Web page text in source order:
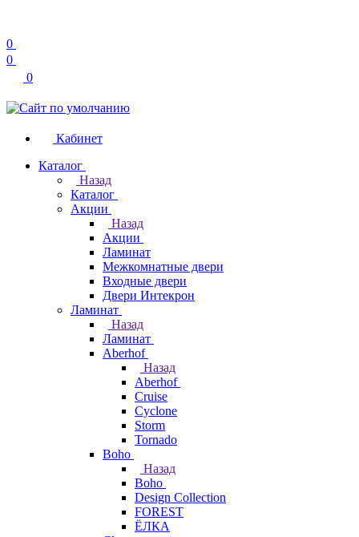
0
0
0
Кабинет
Каталог
Назад
Каталог
Акции
Назад
Акции
Ламинат
Межкомнатные двери
Входные двери
Двери Интекрон
Ламинат
Назад
Ламинат
Aberhof
Назад
Aberhof
Cruise
Cyclone
Storm
Tornado
Boho
Назад
Boho
Design Collection
FOREST
ЁЛКА